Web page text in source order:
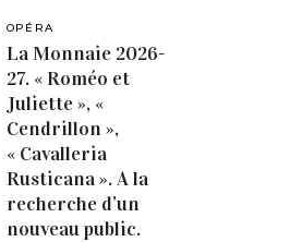
OPÉRA
La Monnaie 2026-
27. « Roméo et
Juliette », «
Cendrillon »,
« Cavalleria
Rusticana ». A la
recherche d’un
nouveau public.